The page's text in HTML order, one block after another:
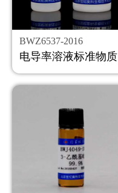
BWZ6537-2016
电导率溶液标准物质
会员中心
联系我们
返回主页